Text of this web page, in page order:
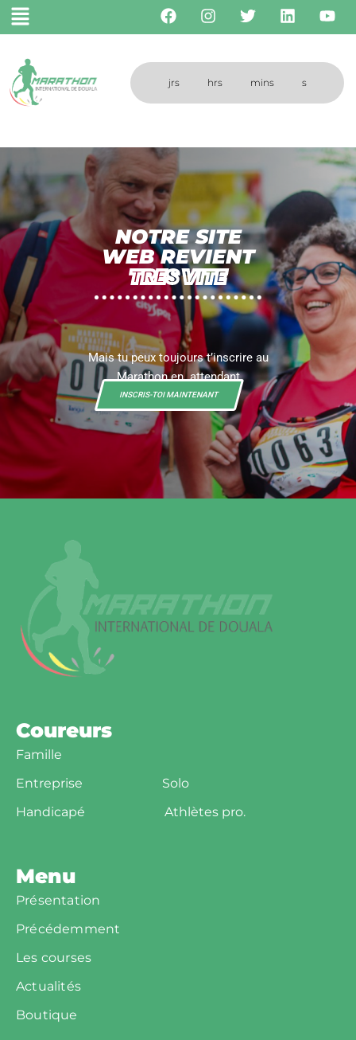
jrs hrs mins s
NOTRE SITE
WEB REVIENT
TRES VITE
Mais tu peux toujours t’inscrire au
Marathon en attendant
INSCRIS-TOI MAINTENANT
Coureurs
Famille
Entreprise
Solo
Handicapé
Athlètes pro.
Menu
Présentation
Précédemment
Les courses
Actualités
Boutique